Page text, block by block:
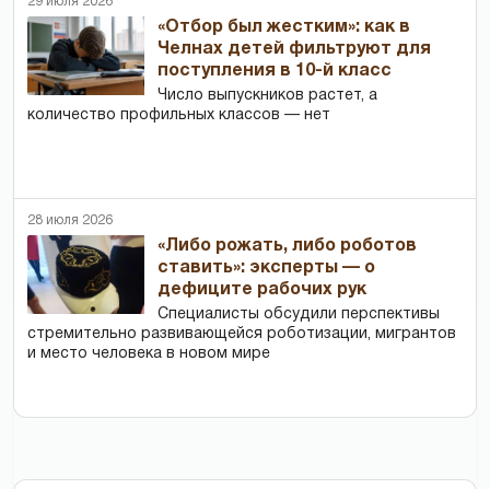
«Отбор был жестким»: как в
Челнах детей фильтруют для
поступления в 10-й класс
Число выпускников растет, а
количество профильных классов — нет
28 июля 2026
«Либо рожать, либо роботов
ставить»: эксперты — о
дефиците рабочих рук
Специалисты обсудили перспективы
стремительно развивающейся роботизации, мигрантов
и место человека в новом мире